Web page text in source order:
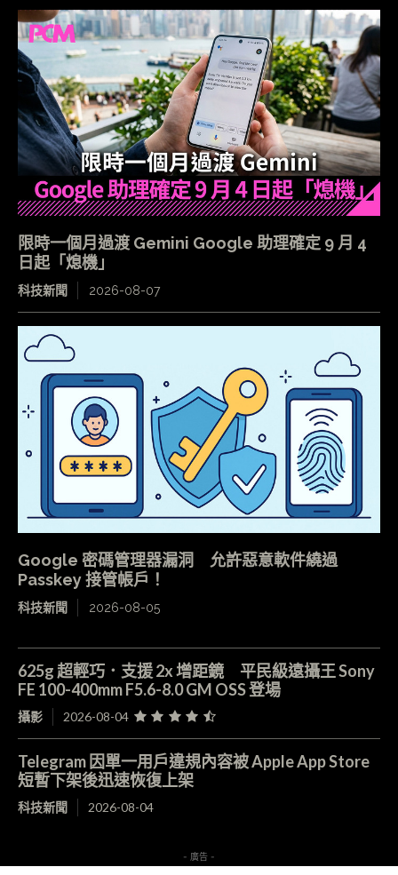
限時一個月過渡 Gemini Google 助理確定 9 月 4
日起「熄機」
科技新聞 2026-08-07
Google 密碼管理器漏洞 允許惡意軟件繞過
Passkey 接管帳戶！
科技新聞 2026-08-05
625g 超輕巧．支援 2x 增距鏡 平民級遠攝王 Sony
FE 100-400mm F5.6-8.0 GM OSS 登場
攝影 2026-08-04
Telegram 因單一用戶違規內容被 Apple App Store
短暫下架後迅速恢復上架
科技新聞 2026-08-04
- 廣告 -